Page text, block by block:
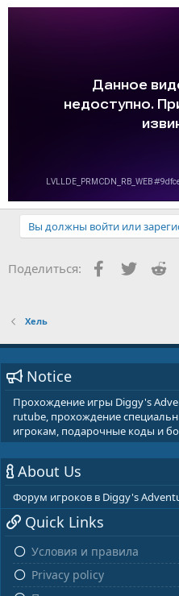
Вы должны войти или
Поделиться: Facebook
Twitter
Хель
Notice
Прохождение игры Diggy's
rutube, прохождение
игрокам, подарочные коды и
About Us
Форум игроков в Diggy's
Quick Links
Условия и правила
Privacy policy